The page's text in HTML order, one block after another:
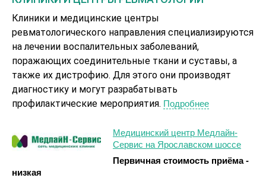
Клиники и медицинские центры
ревматологического направления специализируются
на лечении воспалительных заболеваний,
поражающих соединительные ткани и суставы, а
также их дистрофию. Для этого они производят
диагностику и могут разрабатывать
профилактические мероприятия. Подробнее
Медицинский центр Медлайн-
Сервис на Ярославском шоссе
Первичная стоимость приёма -
низкая